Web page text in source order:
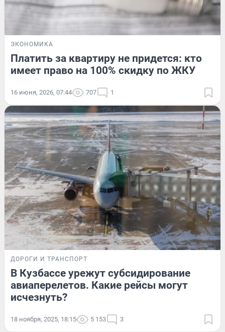
ЭКОНОМИКА
Платить за квартиру не придется: кто
имеет право на 100% скидку по ЖКУ
16 июня, 2026, 07:44 707 1
ДОРОГИ И ТРАНСПОРТ
В Кузбассе урежут субсидирование
авиаперелетов. Какие рейсы могут
исчезнуть?
18 ноября, 2025, 18:15 5 153 3